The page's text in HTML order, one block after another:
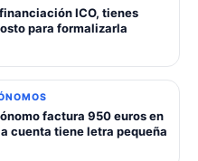
ICO, tienes
para formalizarla
factura 950 euros en
cuenta tiene letra pequeña